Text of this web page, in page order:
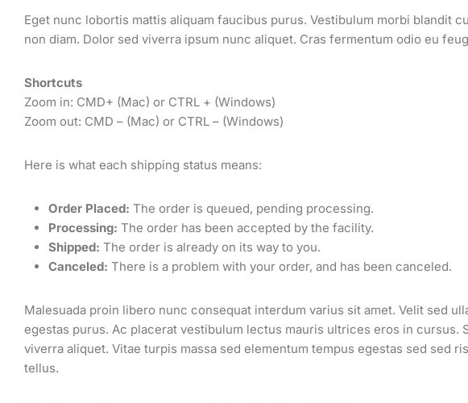
Eget nunc lobortis mattis aliquam faucibus purus. Vestibulum morbi blandit
non diam. Dolor sed viverra ipsum nunc aliquet. Cras fermentum odio eu
Shortcuts
Zoom in: CMD+ (Mac) or CTRL + (Windows)
Zoom out: CMD – (Mac) or CTRL – (Windows)
Here is what each shipping status means:
Order Placed: The order is queued, pending processing.
Processing: The order has been accepted by the facility.
Shipped: The order is already on its way to you.
Canceled: There is a problem with your order, and has been canceled.
Malesuada proin libero nunc consequat interdum varius sit amet. Velit sed
egestas purus. Ac placerat vestibulum lectus mauris ultrices eros in cursus.
viverra aliquet. Vitae turpis massa sed elementum tempus egestas sed sed
tellus.